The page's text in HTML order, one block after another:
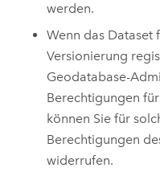
werden.
Wenn das
Versionierung
Geodatabase-
Berechtigungen
können Sie für
Berechtigungen
widerrufen.